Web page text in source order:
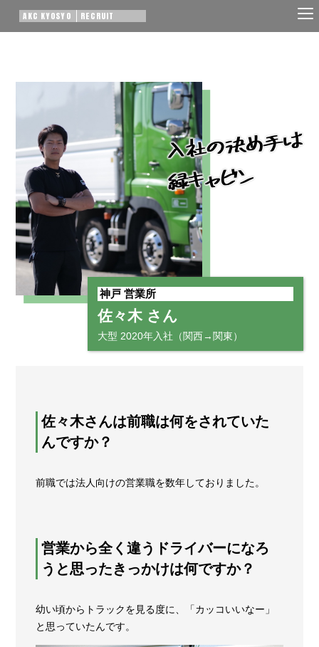
AKC KYOSYO RECRUIT
神戸 営業所
佐々木 さん
大型 2020年入社（関西→関東）
入社の決め手は
緑キャビン
佐々木さんは前職は何をされていた
んですか？
前職では法人向けの営業職を数年しておりました。
営業から全く違うドライバーになろ
うと思ったきっかけは何ですか？
幼い頃からトラックを見る度に、「カッコいいなー」
と思っていたんです。